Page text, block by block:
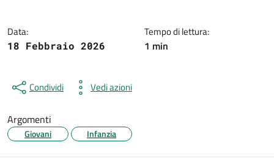
Data:
18 Febbraio 2026
Tempo di lettura:
1 min
Condividi Vedi azioni
Argomenti
Giovani Infanzia